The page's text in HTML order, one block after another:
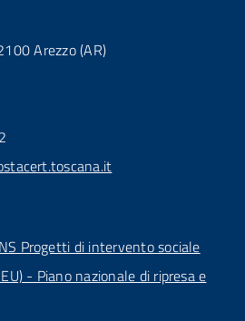
Arezzo (AR)
Progetti di intervento sociale
- Piano nazionale di ripresa e